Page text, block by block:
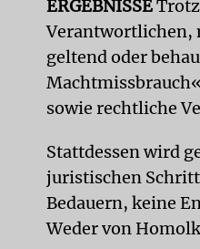
ERGEBNISSE
Verantwortlichen,
geltend oder
sowie rechtliche
Stattdessen wird
juristischen
Bedauern, keine
Weder von